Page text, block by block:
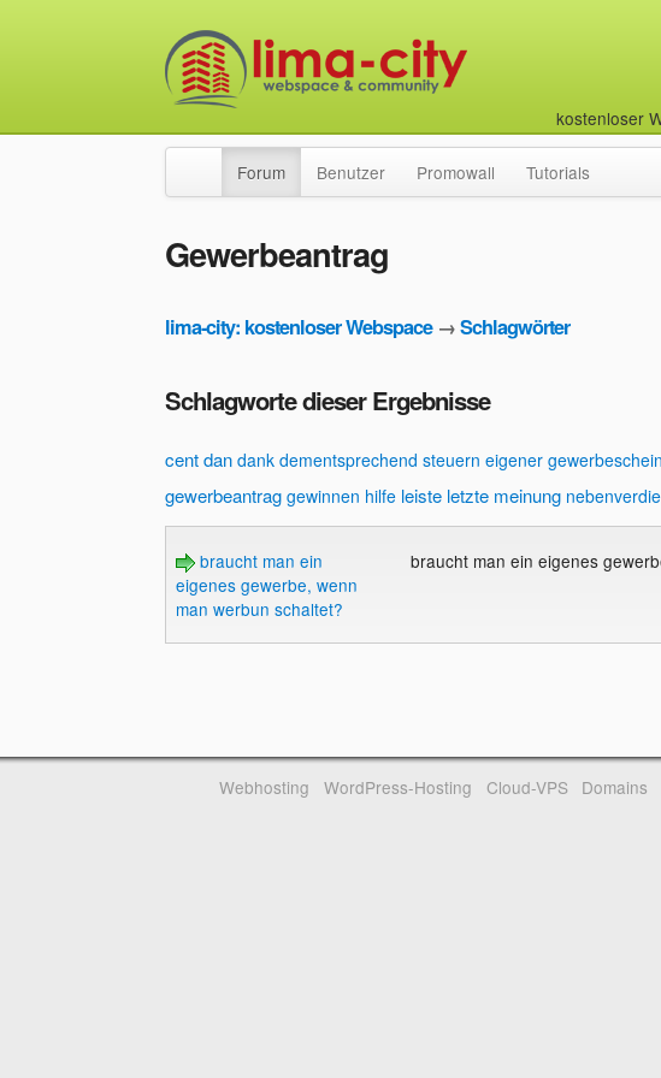
kostenloser
Forum Benutzer Promowall Tutorials
Gewerbeantrag
lima-city: kostenloser Webspace→Schlagwörter
Schlagworte dieser Ergebnisse
centdan dank dementsprechend steuern eigener gewerbeschein
gewerbeantrag gewinnen hilfe leiste letzte meinung
braucht man ein
eigenes gewerbe, wenn
man werbun schaltet?
braucht man ein eigenes
Webhosting WordPress-Hosting Cloud-VPS Domains